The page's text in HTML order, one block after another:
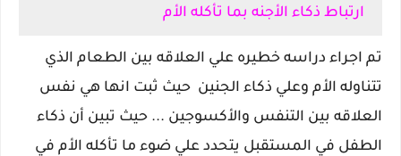
ارتباط ذكاء الأجنه بما تأكله الأم
تم اجراء دراسه خطيره علي العلاقه بين الطعام الذي
تتناوله الأم وعلي ذكاء الجنين حيث ثبت انها هي نفس
العلاقه بين التنفس والأكسوجين ... حيث تبين أن ذكاء
الطفل في المستقبل يتحدد علي ضوء ما تأكله الأم في